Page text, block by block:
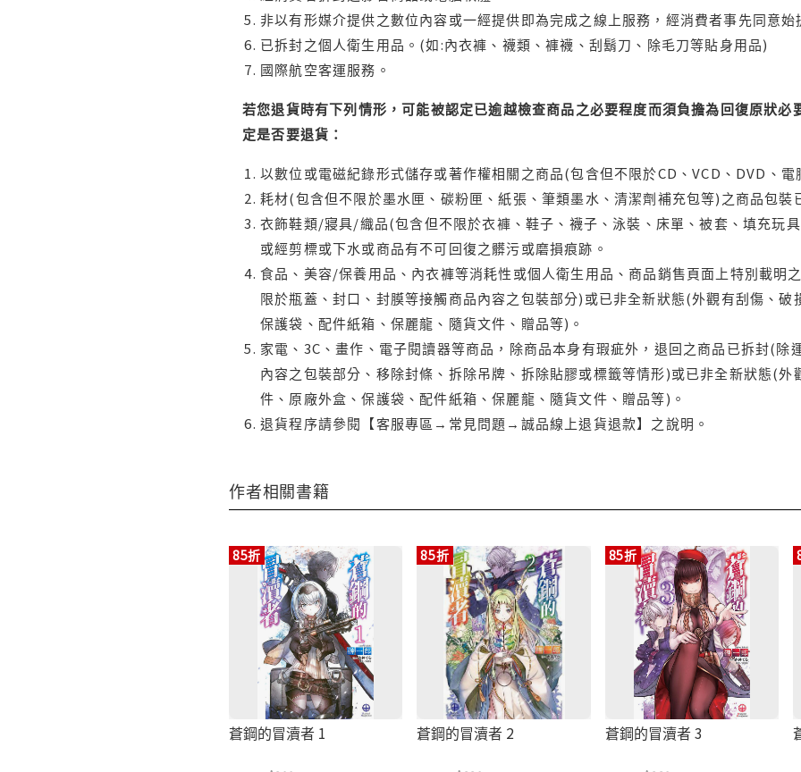
非以有形媒介提供之數位內容或一經提供即為完成之線上服務，經消費者事先同意
已拆封之個人衛生用品。(如:內衣褲、襪類、褲襪、刮鬍刀、除毛刀等貼身用品)
國際航空客運服務。
若您退貨時有下列情形，可能被認定已逾越檢查商品之必要程度而須負擔為回復原狀
定是否要退貨：
以數位或電磁紀錄形式儲存或著作權相關之商品(包含但不限於CD、VCD、DVD、
耗材(包含但不限於墨水匣、碳粉匣、紙張、筆類墨水、清潔劑補充包等)之商品包裝
衣飾鞋類/寢具/織品(包含但不限於衣褲、鞋子、襪子、泳裝、床單、被套、填充玩
或經剪標或下水或商品有不可回復之髒污或磨損痕跡。
食品、美容/保養用品、內衣褲等消耗性或個人衛生用品、商品銷售頁面上特別載明
限於瓶蓋、封口、封膜等接觸商品內容之包裝部分)或已非全新狀態(外觀有刮傷、
保護袋、配件紙箱、保麗龍、隨貨文件、贈品等)。
家電、3C、畫作、電子閱讀器等商品，除商品本身有瑕疵外，退回之商品已拆封(
內容之包裝部分、移除封條、拆除吊牌、拆除貼膠或標籤等情形)或已非全新狀態(
件、原廠外盒、保護袋、配件紙箱、保麗龍、隨貨文件、贈品等)。
退貨程序請參閱【客服專區→常見問題→誠品線上退貨退款】之說明。
作者相關書籍
85折
蒼鋼的冒瀆者 1
85折
蒼鋼的冒瀆者 2
85折
蒼鋼的冒瀆者 3